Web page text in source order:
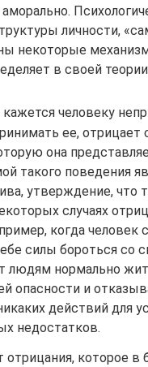
личности,
некоторые
в своей
человеку
ее,
она
такого поведения
утверждение, что
случаях
когда человек
силы бороться со
людям нормально
опасности и
действий для
недостатков.
отрицания, которое